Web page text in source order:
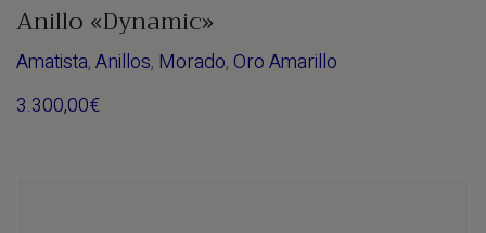
Anillo «Dynamic»
Amatista,Anillos, Morado,Oro Amarillo
3.300,00€